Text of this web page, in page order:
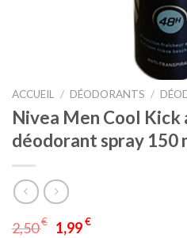
ACCUEIL / DÉODORANTS /
Nivea Men Cool
déodorant spray 150
2,50€ 1,99€